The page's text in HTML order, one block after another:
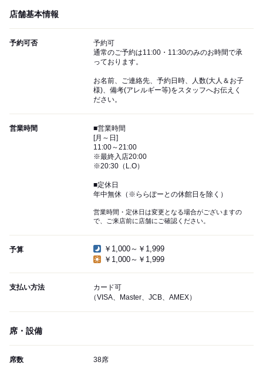
店舗基本情報
予約可否
予約可
通常のご予約は11:00・11:30のみのお時間で承
っております。
お名前、ご連絡先、予約日時、人数(大人＆お子
様)、備考(アレルギー等)をスタッフへお伝えく
ださい。
営業時間
■営業時間
[月～日]
11:00～21:00
※最終入店20:00
※20:30（L.O）
■定休日
年中無休（※ららぽーとの休館日を除く）
営業時間・定休日は変更となる場合がございますの
で、ご来店前に店舗にご確認ください。
予算
￥1,000～￥1,999
￥1,000～￥1,999
支払い方法
カード可
（VISA、Master、JCB、AMEX）
席・設備
席数 38席